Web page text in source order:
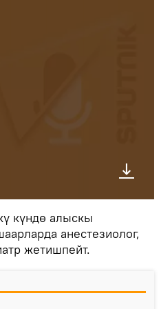
күндө алыскы
анестезиолог,
жетишпейт.